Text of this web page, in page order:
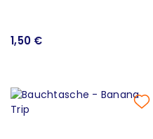
1,50 €